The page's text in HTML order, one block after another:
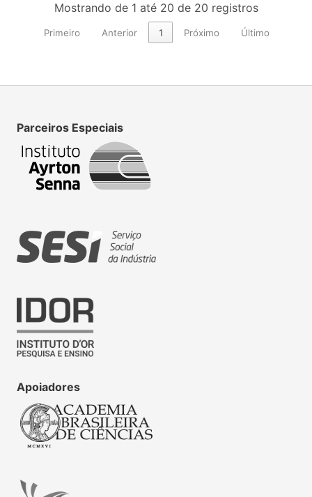
Mostrando de 1 até 20 de 20 registros
Primeiro Anterior 1 Próximo Último
Parceiros Especiais
Apoiadores